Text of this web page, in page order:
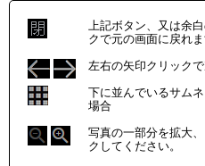
上記ボタン、又は余
クで元の画面に戻れま
左右の矢印クリック
下に並んでいるサム
場合
写真の一部分を拡大
クしてください。